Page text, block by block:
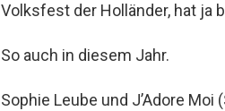
Volksfest der Holländer, hat ja
So auch in diesem Jahr.
Sophie Leube und J’Adore